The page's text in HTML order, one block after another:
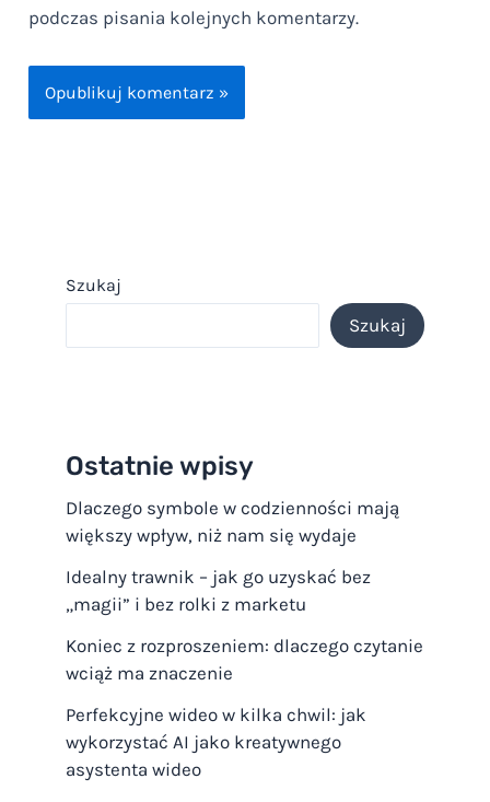
podczas pisania kolejnych komentarzy.
Szukaj
Szukaj
Ostatnie wpisy
Dlaczego symbole w codzienności mają
większy wpływ, niż nam się wydaje
Idealny trawnik – jak go uzyskać bez
„magii” i bez rolki z marketu
Koniec z rozproszeniem: dlaczego czytanie
wciąż ma znaczenie
Perfekcyjne wideo w kilka chwil: jak
wykorzystać AI jako kreatywnego
asystenta wideo